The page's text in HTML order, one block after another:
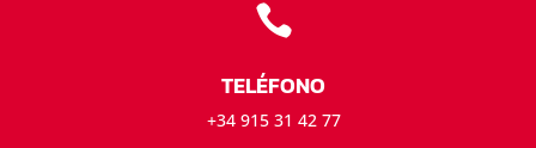

TELÉFONO
+34 915 31 42 77